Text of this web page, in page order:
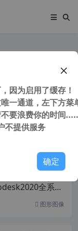
全系列
图形图像
因为启用了缓存！
一通道，左下方菜
要浪费你的时间
不提供服务
确定